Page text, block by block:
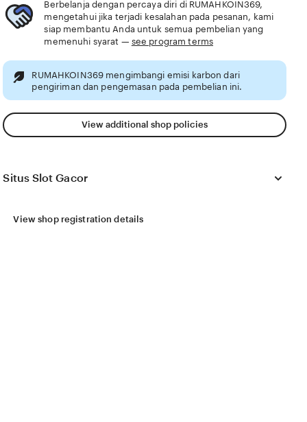
Berbelanja dengan percaya diri di RUMAHKOIN369,
mengetahui jika terjadi kesalahan pada pesanan, kami
siap membantu Anda untuk semua pembelian yang
memenuhi syarat — see program terms
RUMAHKOIN369 mengimbangi emisi karbon dari
pengiriman dan pengemasan pada pembelian ini.
View additional shop policies
Situs Slot Gacor
View shop registration details